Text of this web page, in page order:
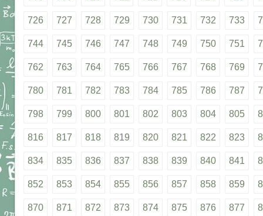
726 727 728 729 730 731 732 733
744 745 746 747 748 749 750 751
762 763 764 765 766 767 768 769
780 781 782 783 784 785 786 787
798 799 800 801 802 803 804 805
816 817 818 819 820 821 822 823
834 835 836 837 838 839 840 841
852 853 854 855 856 857 858 859
870 871 872 873 874 875 876 877